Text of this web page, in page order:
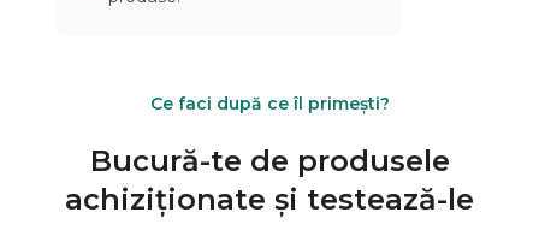
Ce faci după ce îl primești?
Bucură-te de produsele
achiziționate și testează-le